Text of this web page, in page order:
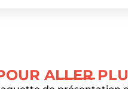
ALLER